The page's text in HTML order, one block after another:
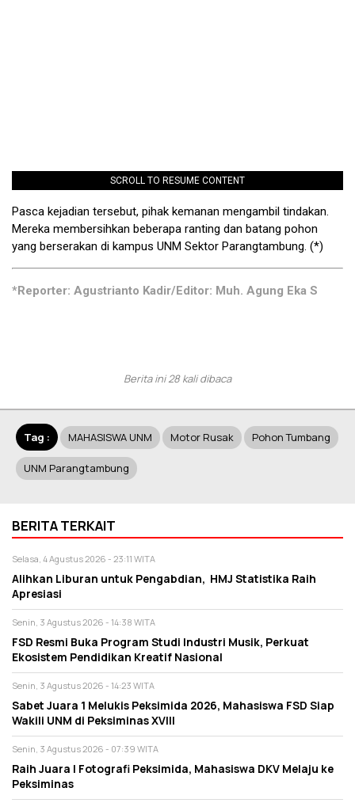
SCROLL TO RESUME CONTENT
Pasca kejadian tersebut, pihak kemanan mengambil tindakan.
Mereka membersihkan beberapa ranting dan batang pohon
yang berserakan di kampus UNM Sektor Parangtambung. (*)
*Reporter: Agustrianto Kadir/Editor: Muh. Agung Eka S
Berita ini 28 kali dibaca
Tag : MAHASISWA UNM Motor Rusak Pohon Tumbang
UNM Parangtambung
BERITA TERKAIT
Selasa, 4 Agustus 2026 - 23:11 WITA
Alihkan Liburan untuk Pengabdian, HMJ Statistika Raih
Apresiasi
Senin, 3 Agustus 2026 - 14:38 WITA
FSD Resmi Buka Program Studi Industri Musik, Perkuat
Ekosistem Pendidikan Kreatif Nasional
Senin, 3 Agustus 2026 - 14:23 WITA
Sabet Juara 1 Melukis Peksimida 2026, Mahasiswa FSD Siap
Wakili UNM di Peksiminas XVIII
Senin, 3 Agustus 2026 - 07:39 WITA
Raih Juara I Fotografi Peksimida, Mahasiswa DKV Melaju ke
Peksiminas